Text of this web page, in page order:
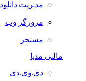
مدیریت دانلود
مرورگر وب
مسنجر
مالتی مدیا
دی.وی.دی